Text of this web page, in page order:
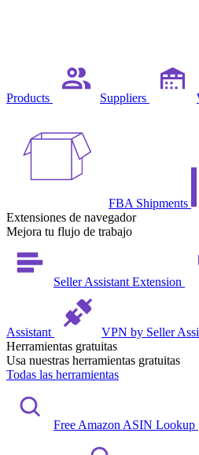
Products Suppliers
FBA Shipments
Extensiones de navegador
Mejora tu flujo de trabajo
Seller Assistant Extension
Assistant
VPN by Seller
Herramientas gratuitas
Usa nuestras herramientas gratuitas
Todas las herramientas
Free Amazon ASIN Lookup